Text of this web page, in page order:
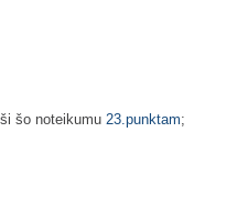
šo noteikumu 23.punktam;